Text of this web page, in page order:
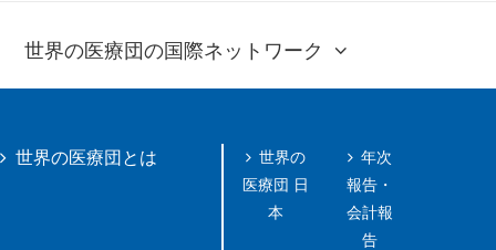
世界の医療団の国際ネットワーク
世界の医療団とは
世界の
医療団 日
本
年次
報告・
会計報
告